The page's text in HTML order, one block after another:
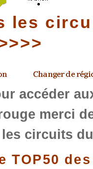
les
accéder
merci
circuits
TOP50